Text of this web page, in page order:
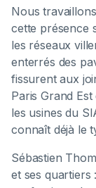
Nous
cette présence
les réseaux
enterrés des
fissurent aux
Paris Grand
les usines du
connaît déjà le
Sébastien
et ses quartiers